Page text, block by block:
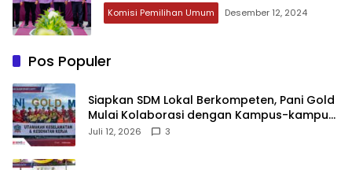
Komisi Pemilihan Umum Desember 12, 2024
Pos Populer
‎Siapkan SDM Lokal Berkompeten, Pani Gold
Mulai Kolaborasi dengan Kampus-kampus
di Gorontalo
Juli 12, 2026 3